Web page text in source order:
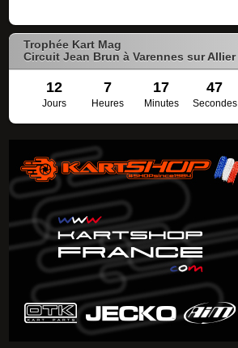
Trophée Kart Mag
Circuit Jean Brun à Varennes sur Allier
12 7 17 45
Jours Heures Minutes Secondes